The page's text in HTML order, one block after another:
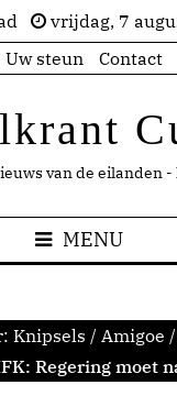
vrijdag, 7
Uw steun Contact
van de eilanden
MENU
Knipsels / Amigoe /
Regering moet